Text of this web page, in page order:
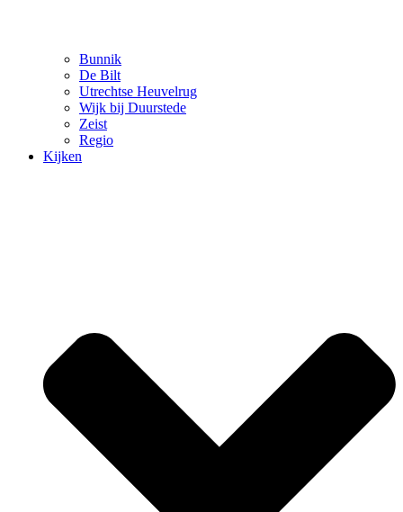
Bunnik
De Bilt
Utrechtse Heuvelrug
Wijk bij Duurstede
Zeist
Regio
Kijken